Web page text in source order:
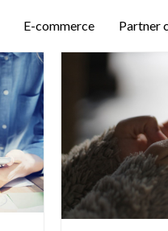
E-commerce Partner